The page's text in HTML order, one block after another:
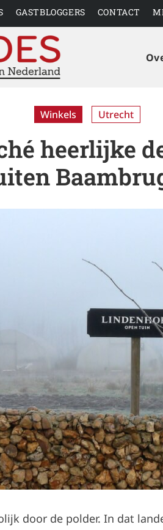
GASTBLOGGERS CONTACT
Winkels Utrecht
heerlijke
door de polder. In dat